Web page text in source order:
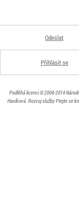
Odeslat
Přihlásit se
Podléhá licenci© 2004-2014
Hasíková. Rozvoj služby Ptejte se